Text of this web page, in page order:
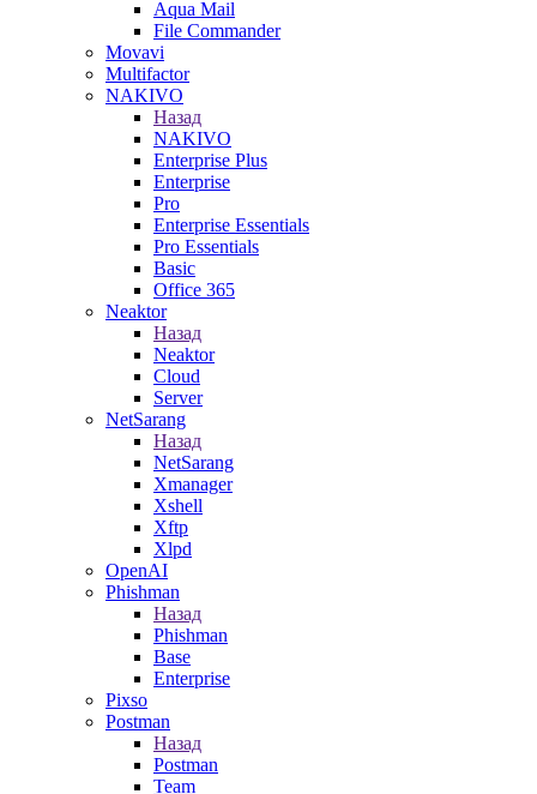
Aqua Mail
File Commander
Movavi
Multifactor
NAKIVO
Назад
NAKIVO
Enterprise Plus
Enterprise
Pro
Enterprise Essentials
Pro Essentials
Basic
Office 365
Neaktor
Назад
Neaktor
Cloud
Server
NetSarang
Назад
NetSarang
Xmanager
Xshell
Xftp
Xlpd
OpenAI
Phishman
Назад
Phishman
Base
Enterprise
Pixso
Postman
Назад
Postman
Team